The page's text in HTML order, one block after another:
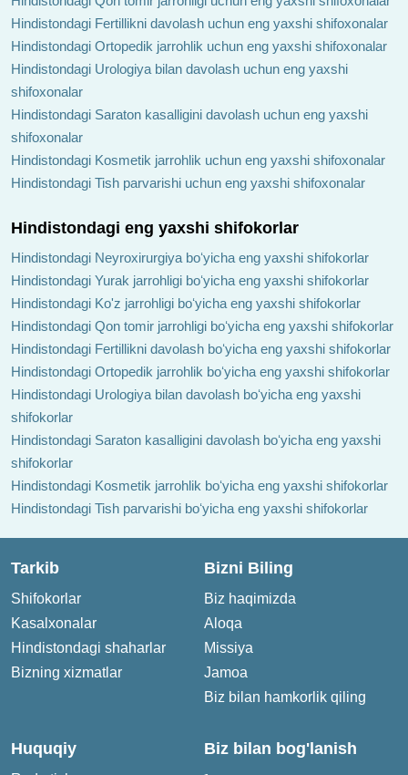
Hindistondagi Fertillikni davolash uchun eng yaxshi shifoxonalar
Hindistondagi Ortopedik jarrohlik uchun eng yaxshi shifoxonalar
Hindistondagi Urologiya bilan davolash uchun eng yaxshi
shifoxonalar
Hindistondagi Saraton kasalligini davolash uchun eng yaxshi
shifoxonalar
Hindistondagi Kosmetik jarrohlik uchun eng yaxshi shifoxonalar
Hindistondagi Tish parvarishi uchun eng yaxshi shifoxonalar
Hindistondagi eng yaxshi shifokorlar
Hindistondagi Neyroxirurgiya boʻyicha eng yaxshi shifokorlar
Hindistondagi Yurak jarrohligi boʻyicha eng yaxshi shifokorlar
Hindistondagi Ko'z jarrohligi boʻyicha eng yaxshi shifokorlar
Hindistondagi Qon tomir jarrohligi boʻyicha eng yaxshi shifokorlar
Hindistondagi Fertillikni davolash boʻyicha eng yaxshi shifokorlar
Hindistondagi Ortopedik jarrohlik boʻyicha eng yaxshi shifokorlar
Hindistondagi Urologiya bilan davolash boʻyicha eng yaxshi
shifokorlar
Hindistondagi Saraton kasalligini davolash boʻyicha eng yaxshi
shifokorlar
Hindistondagi Kosmetik jarrohlik boʻyicha eng yaxshi shifokorlar
Hindistondagi Tish parvarishi boʻyicha eng yaxshi shifokorlar
Tarkib
Shifokorlar
Kasalxonalar
Hindistondagi shaharlar
Bizning xizmatlar
Bizni Biling
Biz haqimizda
Aloqa
Missiya
Jamoa
Biz bilan hamkorlik qiling
Huquqiy Biz bilan bog'lanish